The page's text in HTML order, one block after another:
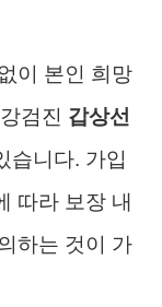
이 본인 희망
검진 갑상선
습니다. 가입
따라 보장 내
하는 것이 가